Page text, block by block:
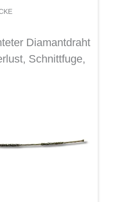
Diamantdraht
Schnittfuge,